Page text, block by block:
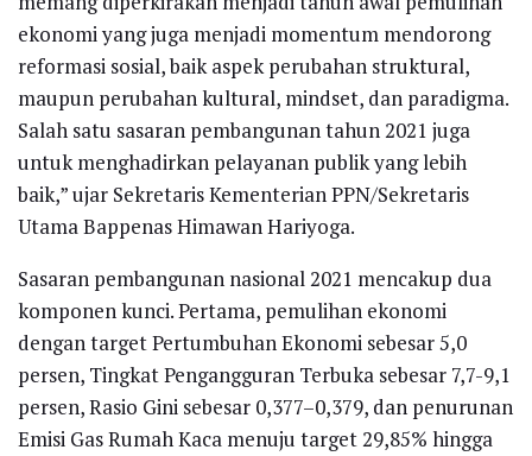
ekonomi yang juga menjadi momentum mendorong
reformasi sosial, baik aspek perubahan struktural,
maupun perubahan kultural, mindset, dan paradigma.
Salah satu sasaran pembangunan tahun 2021 juga
untuk menghadirkan pelayanan publik yang lebih
baik,” ujar Sekretaris Kementerian PPN/Sekretaris
Utama Bappenas Himawan Hariyoga.
Sasaran pembangunan nasional 2021 mencakup dua
komponen kunci. Pertama, pemulihan ekonomi
dengan target Pertumbuhan Ekonomi sebesar 5,0
persen, Tingkat Pengangguran Terbuka sebesar 7,7-9,1
persen, Rasio Gini sebesar 0,377–0,379, dan penurunan
Emisi Gas Rumah Kaca menuju target 29,85% hingga